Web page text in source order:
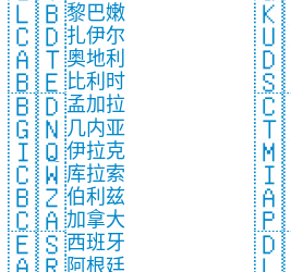
🇱🇧黎巴嫩
🇨🇩扎伊尔
🇦🇹奥地利
🇧🇪比利时
🇧🇩孟加拉
🇬🇳几内亚
🇮🇶伊拉克
🇨🇼库拉索
🇧🇿伯利兹
🇨🇦加拿大
🇪🇸西班牙
阿根廷